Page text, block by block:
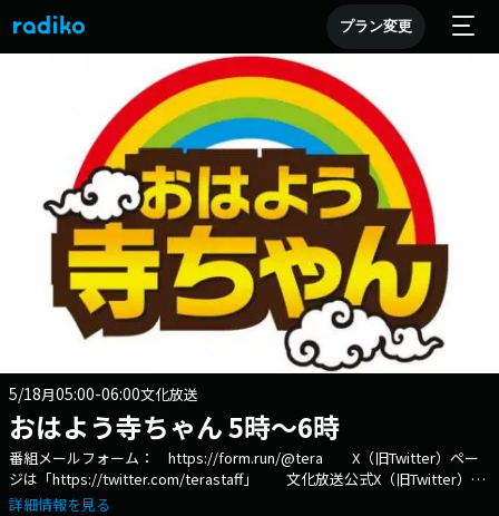
プラン変更
5/18月05:00-06:00文化放送
おはよう寺ちゃん 5時～6時
番組メールフォーム： https://form.run/@tera X（旧Twitter）ペー
ジは「https://twitter.com/terastaff」 文化放送公式X（旧Twitter）ア
カウントは「@joqrpr」 文化放送公式X（旧Twitter）ハッシュタグは「#
詳細情報を見る